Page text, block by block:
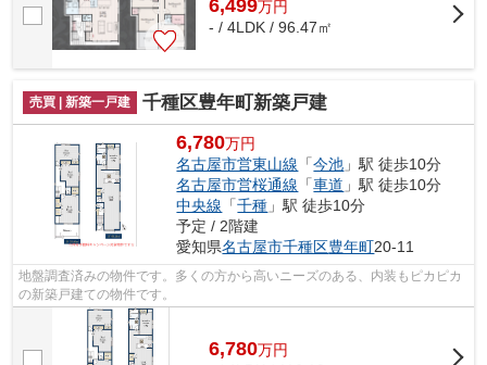
6,499万円
- / 4LDK / 96.47㎡
売買 | 新築一戸建 千種区豊年町新築戸建
6,780万円
名古屋市営東山線 「今池 」駅 徒歩10分
名古屋市営桜通線 「車道 」駅 徒歩10分
中央線 「千種 」駅 徒歩10分
予定 / 2階建
愛知県名古屋市千種区豊年町20-11
地盤調査済みの物件です。多くの方から高いニーズのある、内装もピカピカ
の新築戸建ての物件です。
6,780万円